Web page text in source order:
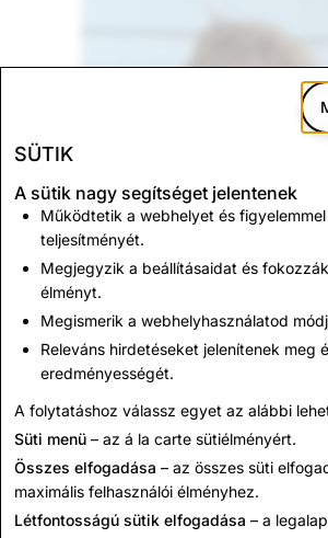
Rhys M.
NSW
SÜTIK
A sütik nagy segítséget jelentenek
Működtetik a webhelyet és
teljesítményét.
Megjegyzik a beállításaidat és
élményt.
Megismerik a webhelyhasználatod
Releváns hirdetéseket jelenítenek meg
eredményességét.
A folytatáshoz válassz egyet az alábbi
Süti menü – az á la carte sütiélményért.
Összes elfogadása – az összes süti
maximális felhasználói élményhez.
Létfontosságú sütik elfogadása – a